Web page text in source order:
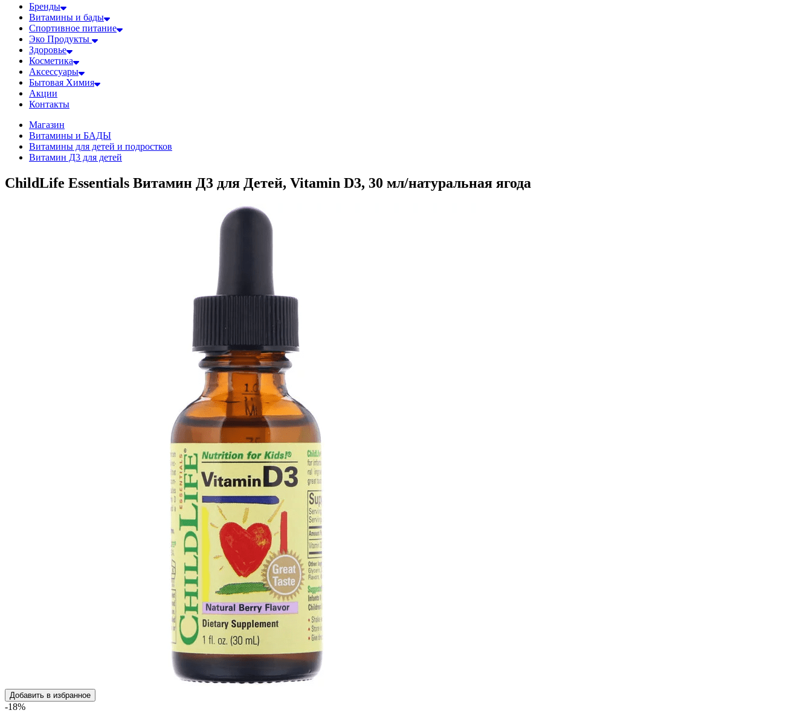
Бренды
Витамины и бады
Спортивное питание
Эко Продукты
Здоровье
Косметика
Аксессуары
Бытовая Химия
Акции
Контакты
Магазин
Витамины и БАДЫ
Витамины для детей и подростков
Витамин Д3 для детей
ChildLife Essentials Витамин Д3 для Детей, Vitamin D3, 30 мл/натуральная ягода
Добавить в избранное
-18%